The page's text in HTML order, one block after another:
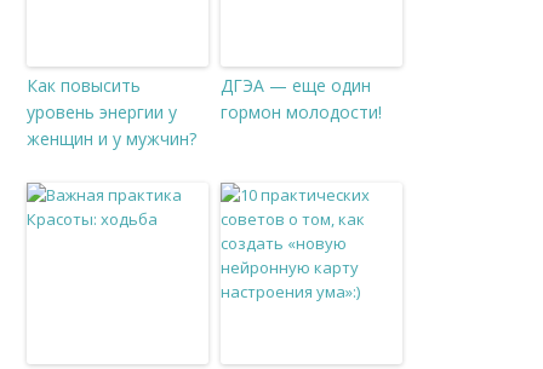
Как повысить
уровень энергии у
женщин и у мужчин?
ДГЭА — еще один
гормон молодости!